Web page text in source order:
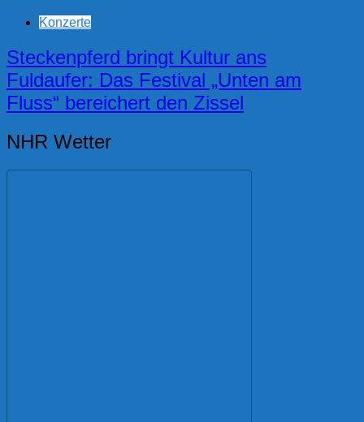
Konzerte
Steckenpferd bringt Kultur ans
Fuldaufer: Das Festival „Unten am
Fluss“ bereichert den Zissel
NHR Wetter